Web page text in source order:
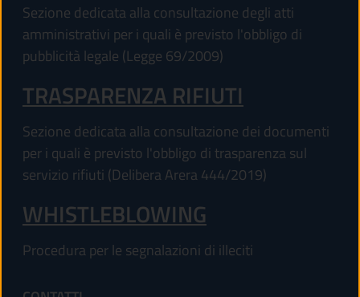
Sezione dedicata alla consultazione degli atti
amministrativi per i quali è previsto l'obbligo di
pubblicità legale (Legge 69/2009)
TRASPARENZA RIFIUTI
Sezione dedicata alla consultazione dei documenti
per i quali è previsto l'obbligo di trasparenza sul
servizio rifiuti (Delibera Arera 444/2019)
WHISTLEBLOWING
Procedura per le segnalazioni di illeciti